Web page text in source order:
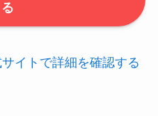
る
イトで詳細を確認する